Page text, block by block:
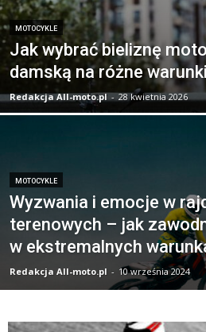
MOTOCYKLE
Jak wybrać bieliznę
damską na różne
Redakcja All-moto.pl - 28 kwietnia 2026
MOTOCYKLE
Wyzwania i emocje w
terenowych – jak
w ekstremalnych
Redakcja All-moto.pl - 10 września 2024